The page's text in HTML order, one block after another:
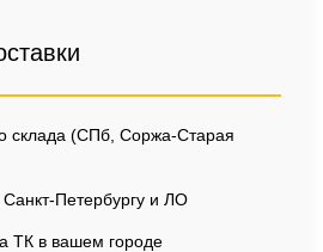
склада (СПб, Соржа-Старая
Петербургу и ЛО
ТК в вашем городе